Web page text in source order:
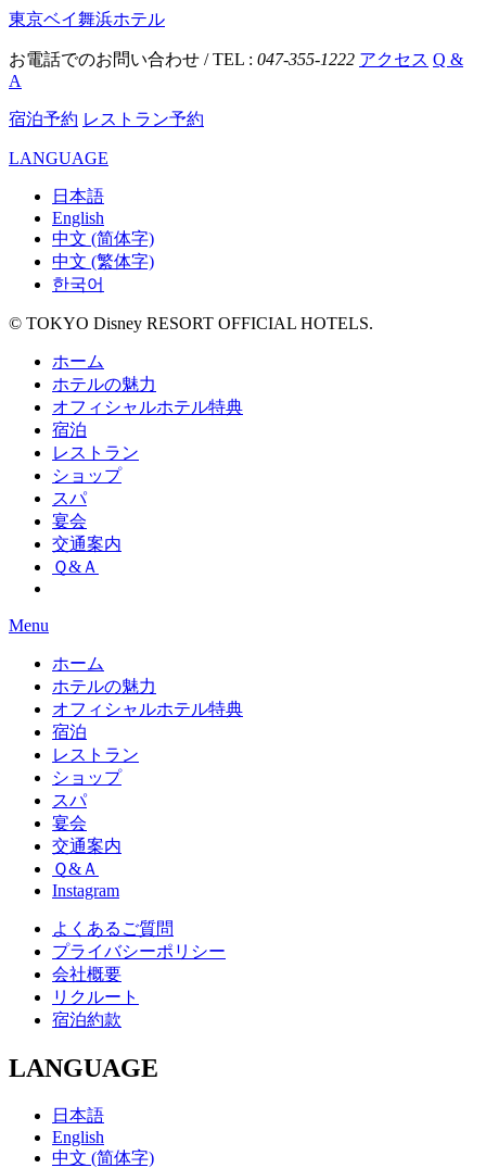
東京ベイ舞浜ホテル
お電話でのお問い合わせ / TEL : 047-355-1222 アクセス Q &
A
宿泊予約 レストラン予約
LANGUAGE
日本語
English
中文 (简体字)
中文 (繁体字)
한국어
© TOKYO Disney RESORT OFFICIAL HOTELS.
ホーム
ホテルの魅力
オフィシャルホテル特典
宿泊
レストラン
ショップ
スパ
宴会
交通案内
Ｑ&Ａ
Menu
ホーム
ホテルの魅力
オフィシャルホテル特典
宿泊
レストラン
ショップ
スパ
宴会
交通案内
Ｑ&Ａ
Instagram
よくあるご質問
プライバシーポリシー
会社概要
リクルート
宿泊約款
LANGUAGE
日本語
English
中文 (简体字)